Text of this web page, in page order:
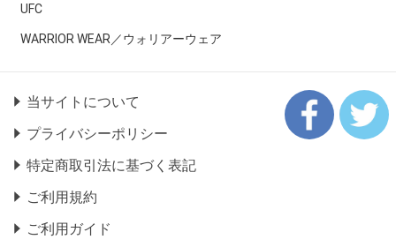
UFC
WARRIOR WEAR／ウォリアーウェア
当サイトについて
プライバシーポリシー
特定商取引法に基づく表記
ご利用規約
ご利用ガイド